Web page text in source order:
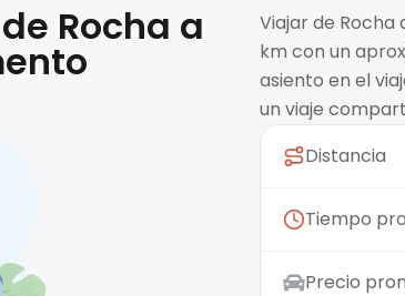
Rocha a
Viajar de Rocha
km con un
asiento en el
un viaje
Distancia
Tiempo
Precio